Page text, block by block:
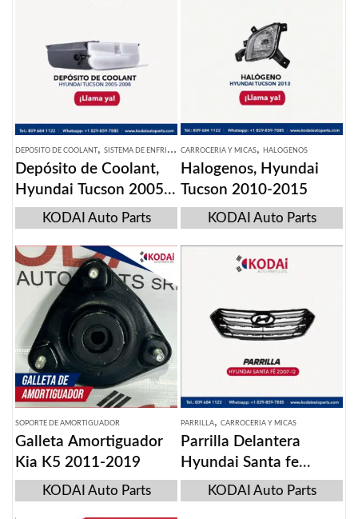
DEPOSITO DE COOLANT , SISTEMA DE ENFRIAMIENTO
Depósito de Coolant,
Hyundai Tucson 2005-
2008KODAI Auto Parts
CARROCERIA Y MICAS, HALOGENOS
Halogenos, Hyundai
Tucson 2010-2015
KODAI Auto Parts
SOPORTE DE AMORTIGUADOR
Galleta Amortiguador
Kia K5 2011-2019
KODAI Auto Parts
PARRILLA, CARROCERIA Y MICAS
Parrilla Delantera
Hyundai Santa fe
2007-2012
KODAI Auto Parts